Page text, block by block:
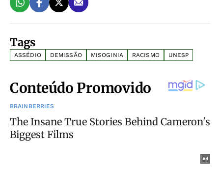
Tags
ASSÉDIO DEMISSÃO MISOGINIA RACISMO UNESP